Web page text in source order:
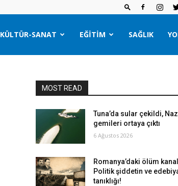
KÜLTÜR-SANAT EĞITIM SAĞLIK
MOST READ
Tuna’da sular çekildi,
gemileri ortaya çıktı
6 Ağustos 2026
Romanya’daki ölüm
Politik şiddetin ve
tanıklığı!